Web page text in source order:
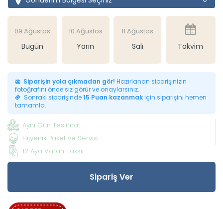
09 Ağustos
Bugün
10 Ağustos
Yarın
11 Ağustos
Salı Takvim
Siparişin yola çıkmadan gör! Hazırlanan siparişinizin
fotoğrafını önce siz görür ve onaylarsınız.
Sonraki siparişinde15 Puan kazanmakiçin siparişini hemen
tamamla.
Aynı Gün Teslimat
Hijyenik Paket ve Servis
12 Aya Varan Taksit
Sipariş Ver